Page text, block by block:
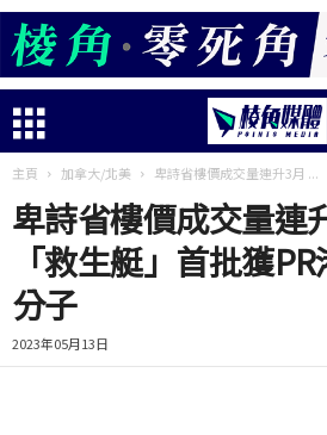
主頁 加拿大/北美 卑詩省樓價成交量連升3月 ...
卑詩省樓價成交量連
「救生艇」首批獲
分子
2023年05月13日